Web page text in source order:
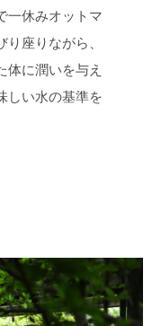
一休みオットマ
座りながら、
体に潤いを与え
しい水の基準を